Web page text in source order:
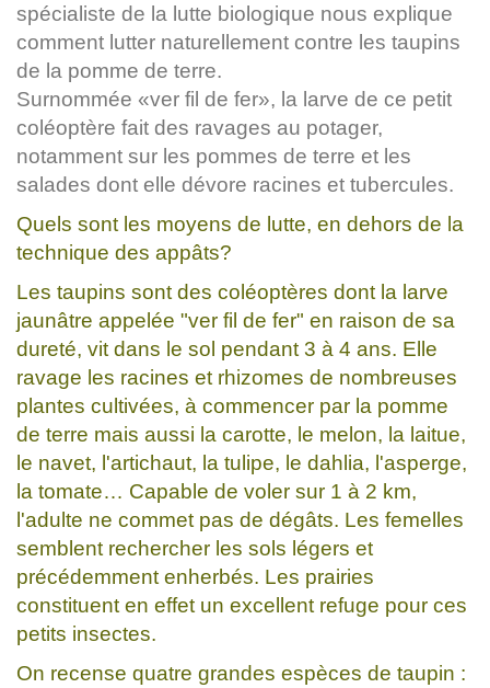
spécialiste de la lutte biologique nous explique
comment lutter naturellement contre les taupins
de la pomme de terre.
Surnommée «ver fil de fer», la larve de ce petit
coléoptère fait des ravages au potager,
notamment sur les pommes de terre et les
salades dont elle dévore racines et tubercules.
Quels sont les moyens de lutte, en dehors de la
technique des appâts?
Les taupins sont des coléoptères dont la larve
jaunâtre appelée "ver fil de fer" en raison de sa
dureté, vit dans le sol pendant 3 à 4 ans. Elle
ravage les racines et rhizomes de nombreuses
plantes cultivées, à commencer par la pomme
de terre mais aussi la carotte, le melon, la laitue,
le navet, l'artichaut, la tulipe, le dahlia, l'asperge,
la tomate… Capable de voler sur 1 à 2 km,
l'adulte ne commet pas de dégâts. Les femelles
semblent rechercher les sols légers et
précédemment enherbés. Les prairies
constituent en effet un excellent refuge pour ces
petits insectes.
On recense quatre grandes espèces de taupin :